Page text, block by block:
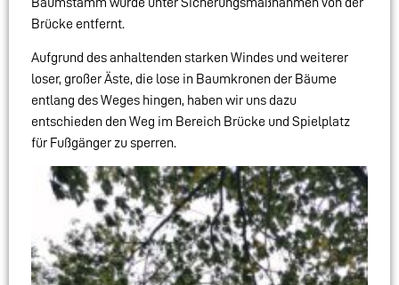
Brücke entfernt.
Aufgrund des anhaltenden starken Windes und weiterer
loser, großer Äste, die lose in Baumkronen der Bäume
entlang des Weges hingen, haben wir uns dazu
entschieden den Weg im Bereich Brücke und Spielplatz
für Fußgänger zu sperren.